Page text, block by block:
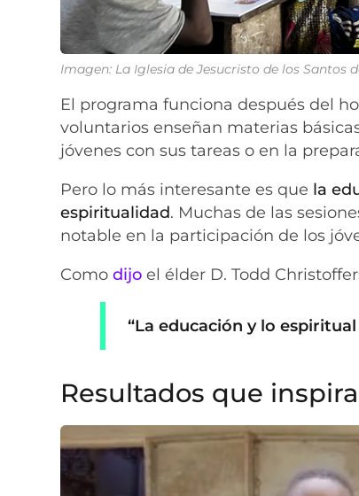
Imagen: La Iglesia de Jesucristo de los Santos
El programa funciona después del
voluntarios enseñan materias
jóvenes con sus tareas o en la
Pero lo más interesante es que la
espiritualidad. Muchas de las
notable en la participación de los
Comodijo el élder D. Todd
“La educación y lo
Resultados que